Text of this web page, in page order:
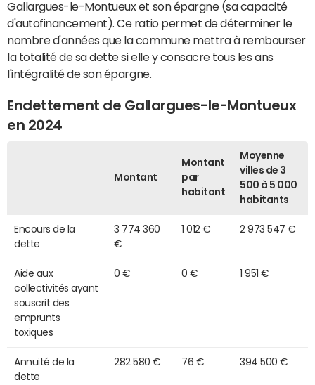
Gallargues-le-Montueux et son épargne (sa capacité
d'autofinancement). Ce ratio permet de déterminer le
nombre d'années que la commune mettra à rembourser
la totalité de sa dette si elle y consacre tous les ans
l'intégralité de son épargne.
Endettement de Gallargues-le-Montueux
en 2024
Montant
Montant
par
habitant
Moyenne
villes de 3
500 à 5 000
habitants
Encours de la
dette
3 774 360
€
1 012 € 2 973 547 €
Aide aux
collectivités ayant
souscrit des
emprunts
toxiques
0 € 0 € 1 951 €
Annuité de la
dette
282 580 € 76 € 394 500 €